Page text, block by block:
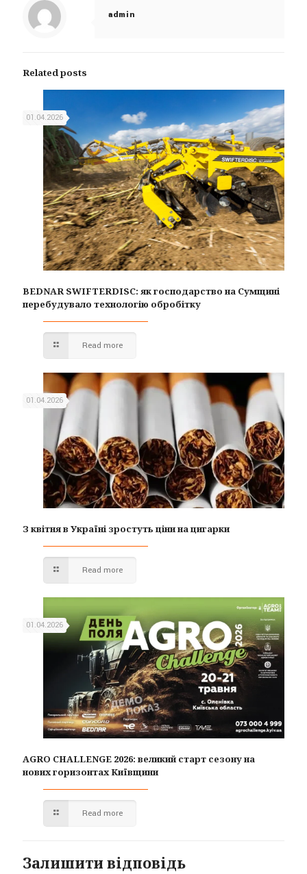
admin
Related posts
01.04.2026
BEDNAR SWIFTERDISC: як господарство на Сумщині
перебудувало технологію обробітку
Read more
01.04.2026
З квітня в Україні зростуть ціни на цигарки
Read more
01.04.2026
AGRO CHALLENGE 2026: великий старт сезону на
нових горизонтах Київщини
Read more
Залишити відповідь